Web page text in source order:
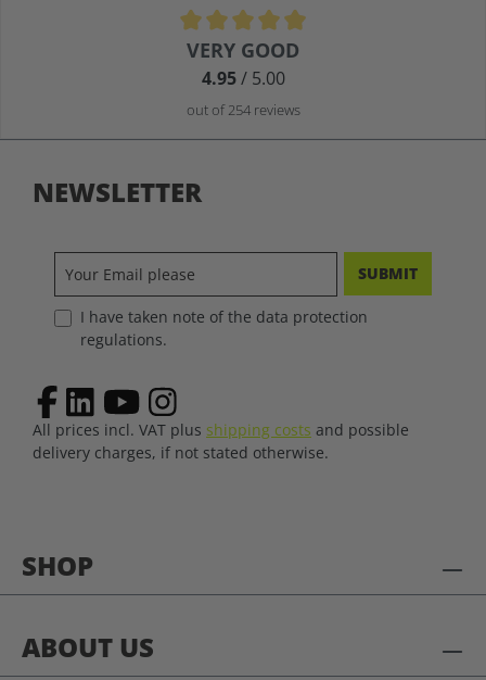
Average rating of 4.9 out of 5 stars
VERY GOOD
4.95/ 5.00
out of 254 reviews
SHOP
ABOUT US
NEWSLETTER
SUBMIT
I have taken note of the data protection
regulations.
All prices incl. VAT plus shipping costs and possible
delivery charges, if not stated otherwise.